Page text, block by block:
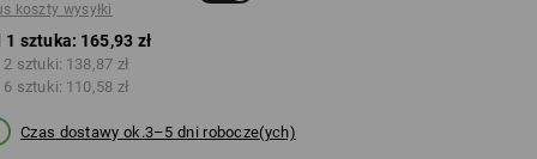
koszty wysyłki
1 sztuka: 165,93 zł
2 sztuki: 138,87 zł
6 sztuki: 110,58 zł
Czas dostawy ok.3–5 dni robocze(ych)